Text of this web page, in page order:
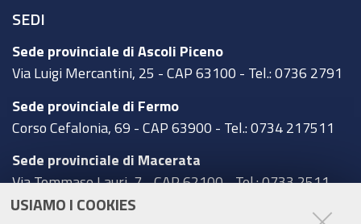
USIAMO I COOKIES
SEDI
Sede provinciale di Ascoli Piceno
Via Luigi Mercantini, 25 - CAP 63100 - Tel.: 0736 2791
Sede provinciale di Fermo
Corso Cefalonia, 69 - CAP 63900 - Tel.: 0734 217511
Sede provinciale di Macerata
Via Tommaso Lauri, 7 - CAP 62100 - Tel.: 0733 2511
Sede provinciale di Pesaro Urbino